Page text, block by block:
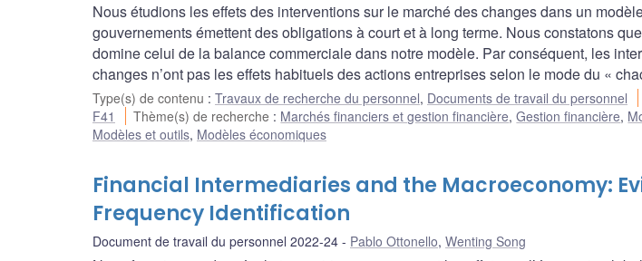
Nous étudions les effets des interventions sur le marché des changes dans un
gouvernements émettent des obligations à court et à long terme. Nous constatons
domine celui de la balance commerciale dans notre modèle. Par conséquent, les
changes n’ont pas les effets habituels des actions entreprises selon le mode du «
Type(s) de contenu : Travaux de recherche du personnel, Documents de travail du personnel
F41
Thème(s) de recherche : Marchés financiers et gestion financière,Gestion financière,
Modèles et outils, Modèles économiques
Financial Intermediaries and the Macroeconomy:
Frequency Identification
Document de travail du personnel 2022-24 Pablo Ottonello, Wenting Song